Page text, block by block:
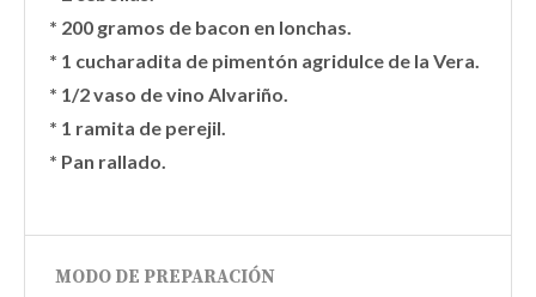
* 200 gramos de bacon en lonchas.
* 1 cucharadita de pimentón agridulce de la Vera.
* 1/2 vaso de vino Alvariño.
* 1 ramita de perejil.
* Pan rallado.
MODO DE PREPARACIÓN